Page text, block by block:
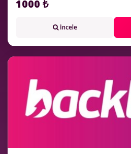
1000 ₺
İncele